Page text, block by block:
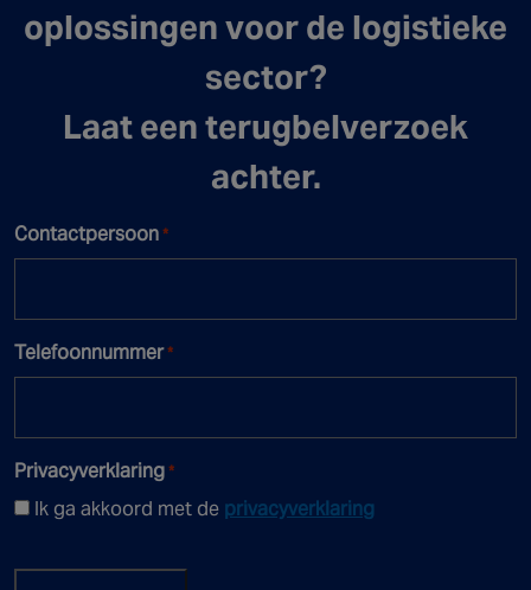
oplossingen voor de logistieke
sector?
Laat een terugbelverzoek
achter.
Contactpersoon*
Telefoonnummer*
Privacyverklaring*
Ik ga akkoord met de privacyverklaring